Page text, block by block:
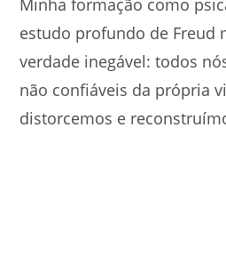
estudo profundo de Freud
verdade inegável: todos
não confiáveis da própria
distorcemos e